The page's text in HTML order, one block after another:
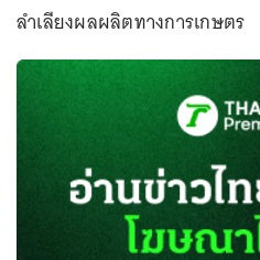
ลำเลียงผลผลิตทางการเกษตร